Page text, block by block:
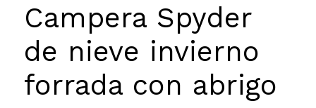
Campera Spyder
de nieve invierno
forrada con abrigo